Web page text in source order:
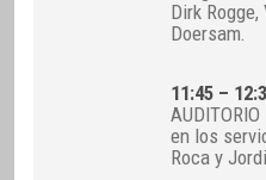
Dirk
Doersam.
11:45 –
en los
Roca y